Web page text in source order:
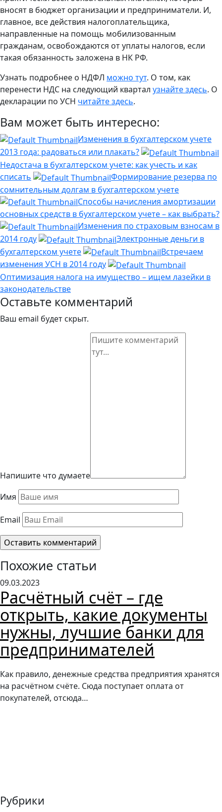
вносят в бюджет организации и предприниматели. И,
главное, все действия налогоплательщика,
направленные на помощь мобилизованным
гражданам, освобождаются от уплаты налогов, если
такая обязанность заложена в НК РФ.
Узнать подробнее о НДФЛ можно тут. О том, как
перенести НДС на следующий квартал узнайте здесь. О
декларации по УСН читайте здесь.
Вам может быть интересно:
Изменения в бухгалтерском учете
2013 года: радоваться или плакать?
Недостача в бухгалтерском учете: как учесть и как
списать
Формирование резерва по
сомнительным долгам в бухгалтерском учете
Способы начисления амортизации
основных средств в бухгалтерском учете – как выбрать?
Изменения по страховым взносам в
2014 году
Электронные деньги в
бухгалтерском учете
Встречаем
изменения УСН в 2014 году
Оптимизация налога на имущество – ищем лазейки в
законодательстве
Оставьте комментарий
Ваш email будет скрыт.
Напишите что думаете
Имя
Email
Похожие статьи
09.03.2023
Расчётный счёт – где
открыть, какие документы
нужны, лучшие банки для
предпринимателей
Как правило, денежные средства предприятия хранятся
на расчётном счёте. Сюда поступает оплата от
покупателей, отсюда…
Рубрики